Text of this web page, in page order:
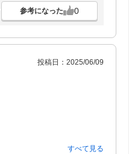
参考になった 0
投稿日：2025/06/09
すべて見る